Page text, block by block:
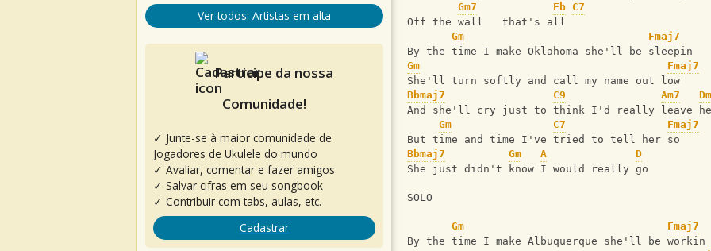
Gm7
Eb C7
Off the wall   that's all
Gm
Fmaj7
By the time I make Oklahoma she'll be sleepin
Gm
Fmaj7
She'll turn softly and call my name out low
Bbmaj7
C9 Am7
Dm
And she'll cry just to think I'd really leave
Gm
C7
Fmaj7
But time and time I've tried to tell her so
Bbmaj7
Gm A
D
She just didn't know I would really go
SOLO
Gm
Fmaj7
By the time I make Albuquerque she'll be workin
Ver todos: Artistas em alta
Participe da nossa
Comunidade!
✓ Junte-se à maior comunidade de
Jogadores de Ukulele do mundo
✓ Avaliar, comentar e fazer amigos
✓ Salvar cifras em seu songbook
✓ Contribuir com tabs, aulas, etc.
Cadastrar